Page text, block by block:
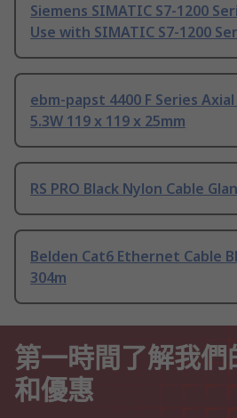
Siemens SIMATIC S7-1200
Use with SIMATIC S7-1200
ebm-papst 4400 F Series
5.3W 119 x 119 x 25mm
RS PRO Black Nylon Cable
Belden Cat6 Ethernet Cable
304m
第一時間了解我
和優惠